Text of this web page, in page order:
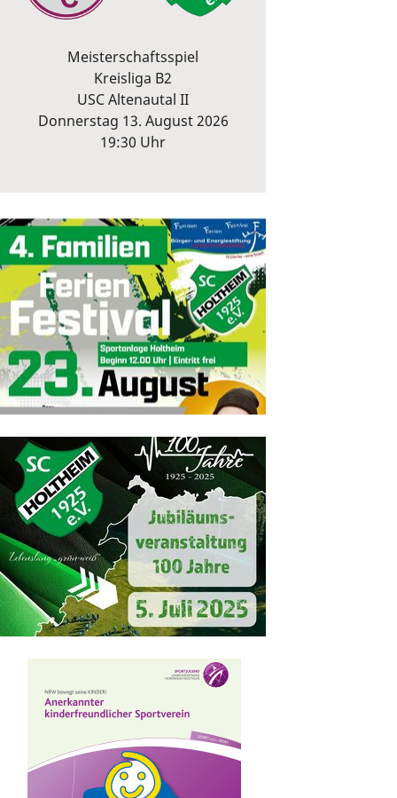
Meisterschaftsspiel
Kreisliga B2
USC Altenautal II
Donnerstag 13. August 2026
19:30 Uhr